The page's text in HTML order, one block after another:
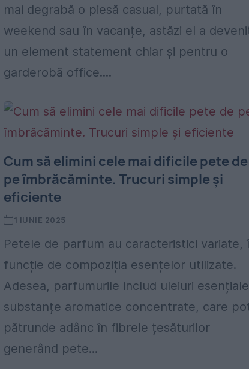
mai degrabă o piesă casual, purtată în
weekend sau în vacanțe, astăzi el a
un element statement chiar și pentru o
garderobă office....
Cum să elimini cele mai dificile pete de
pe îmbrăcăminte. Trucuri simple și
eficiente
1 IUNIE 2025
Petele de parfum au caracteristici variate,
funcție de compoziția esențelor utilizate.
Adesea, parfumurile includ uleiuri
substanțe aromatice concentrate, care
pătrunde adânc în fibrele țesăturilor
generând pete...